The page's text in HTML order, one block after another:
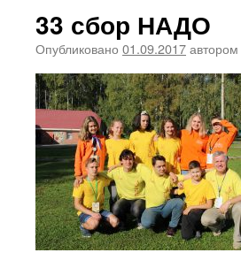
33 сбор НАДО
Опубликовано 01.09.2017автором